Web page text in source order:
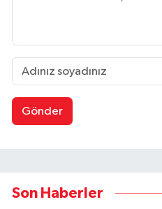
Gönder
Son Haberler